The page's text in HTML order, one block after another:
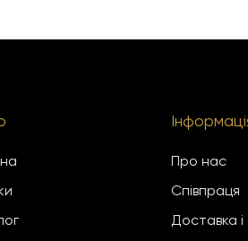
Про нас
Співпраця
Доставка